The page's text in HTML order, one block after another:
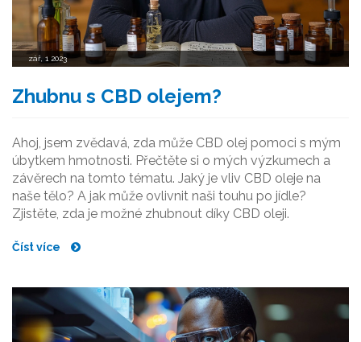
zář, 1 2023
Zhubnu s CBD olejem?
Ahoj, jsem zvědavá, zda může CBD olej pomoci s mým
úbytkem hmotnosti. Přečtěte si o mých výzkumech a
závěrech na tomto tématu. Jaký je vliv CBD oleje na
naše tělo? A jak může ovlivnit naši touhu po jídle?
Zjistěte, zda je možné zhubnout díky CBD oleji.
Číst více